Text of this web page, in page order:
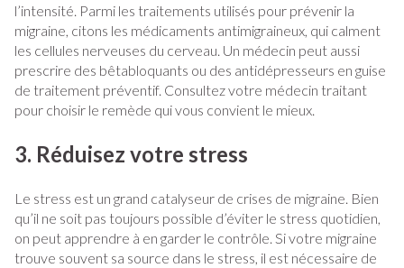
l’intensité. Parmi les traitements utilisés pour prévenir la
migraine, citons les médicaments antimigraineux, qui calment
les cellules nerveuses du cerveau. Un médecin peut aussi
prescrire des bêtabloquants ou des antidépresseurs en guise
de traitement préventif. Consultez votre médecin traitant
pour choisir le remède qui vous convient le mieux.
3. Réduisez votre stress
Le stress est un grand catalyseur de crises de migraine. Bien
qu’il ne soit pas toujours possible d’éviter le stress quotidien,
on peut apprendre à en garder le contrôle. Si votre migraine
trouve souvent sa source dans le stress, il est nécessaire de